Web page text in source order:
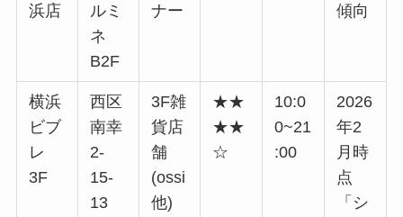
浜店
ルミ
ネ
B2F
ナー
傾向
横浜
ビブ
レ
3F
西区
南幸
2-
15-
13
3F雑
貨店
舗
(ossi
他)
★★
★★
☆
10:0
0~21
:00
2026
年2
月時
点
「シ